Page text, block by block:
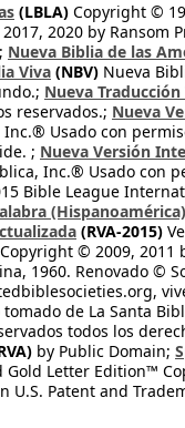
(LBLA) Copyright ©
2020 by Ransom
Nueva Biblia de las
Viva (NBV) Nueva
Nueva
reservados.; Nueva
Usado con
; Nueva Versión
Inc.® Usado con
Bible League
(Hispanoamérica)
(RVA-2015)
Copyright © 2009, 2011
1960. Renovado ©
tomado de La Santa
todos los
by Public Domain;
Gold Letter Edition™
U.S. Patent and